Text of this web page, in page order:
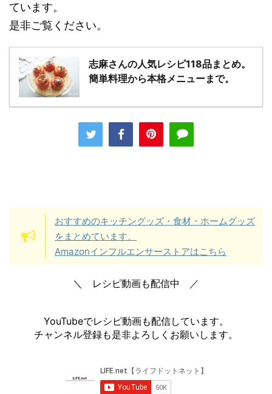
ています。
是非ご覧ください。
志麻さんの人気レシピ118品まとめ。
簡単料理から本格メニューまで。
おすすめのキッチングッズ・食材・ホームグッズ
をまとめています。
Amazonインフルエンサーストアはこちら
＼ レシピ動画も配信中 ／
YouTubeでレシピ動画も配信しています。
チャンネル登録も是非よろしくお願いします。